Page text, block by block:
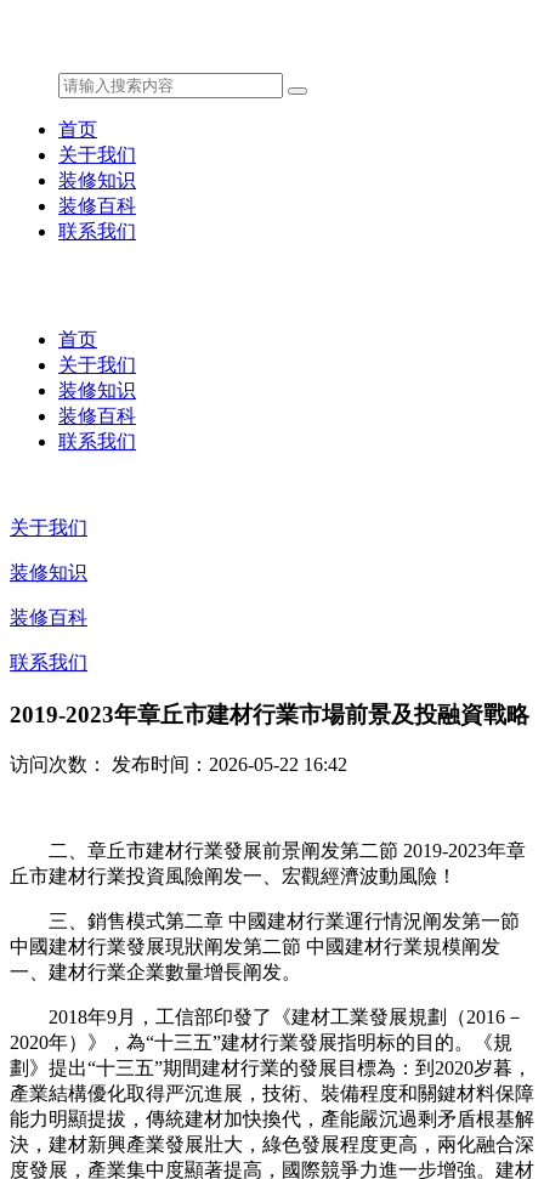
首页
关于我们
装修知识
装修百科
联系我们
首页
关于我们
装修知识
装修百科
联系我们
关于我们
装修知识
装修百科
联系我们
2019-2023年章丘市建材行業市場前景及投融資戰略
访问次数： 发布时间：2026-05-22 16:42
二、章丘市建材行業發展前景阐发第二節 2019-2023年章
丘市建材行業投資風險阐发一、宏觀經濟波動風險！
三、銷售模式第二章 中國建材行業運行情況阐发第一節
中國建材行業發展現狀阐发第二節 中國建材行業規模阐发
一、建材行業企業數量增長阐发。
2018年9月，工信部印發了《建材工業發展規劃（2016－
2020年）》，為“十三五”建材行業發展指明标的目的。《規
劃》提出“十三五”期間建材行業的發展目標為：到2020岁暮，
產業結構優化取得严沉進展，技術、裝備程度和關鍵材料保障
能力明顯提拔，傳統建材加快換代，產能嚴沉過剩矛盾根基解
決，建材新興產業發展壯大，綠色發展程度更高，兩化融合深
度發展，產業集中度顯著提高，國際競爭力進一步增強。建材